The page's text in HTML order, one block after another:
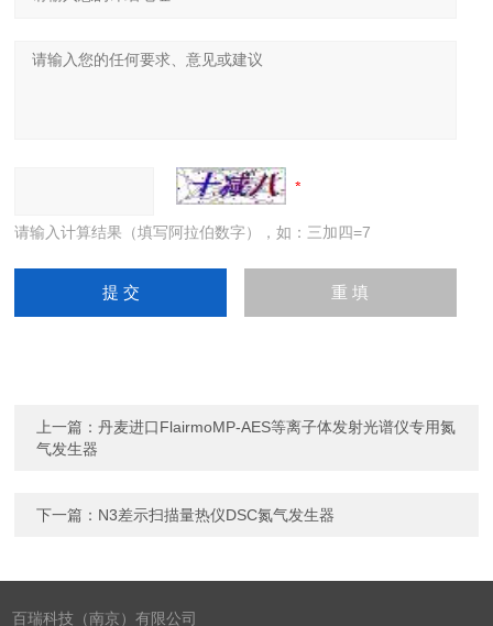
请输入计算结果（填写阿拉伯数字），如：三加四=7
上一篇：丹麦进口FlairmoMP-AES等离子体发射光谱仪专用氮
气发生器
下一篇： N3差示扫描量热仪DSC氮气发生器
百瑞科技（南京）有限公司